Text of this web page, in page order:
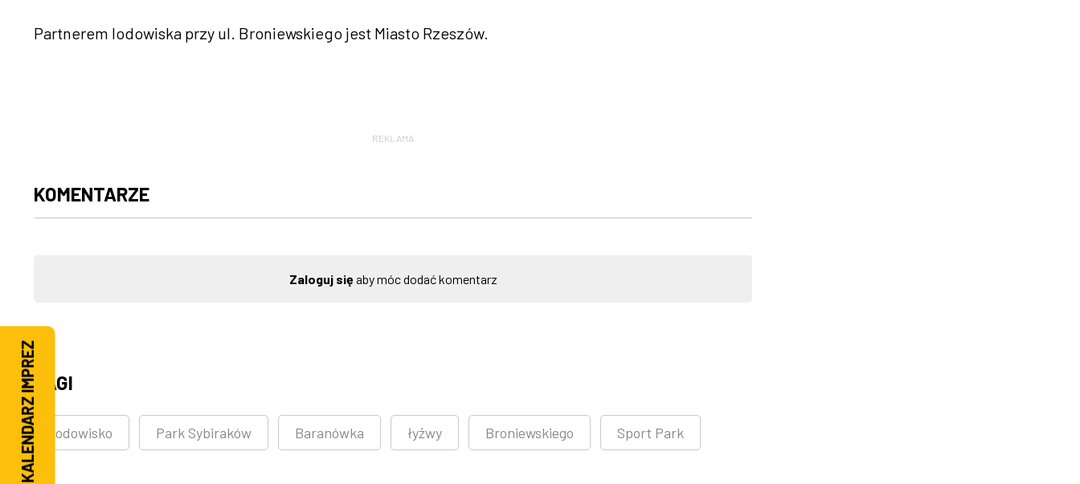
Partnerem lodowiska przy ul. Broniewskiego jest Miasto Rzeszów.
REKLAMA
KOMENTARZE
Zaloguj sięaby móc dodać komentarz
TAGI
Lodowisko Park Sybiraków Baranówka łyżwy Broniewskiego Sport Park
KALENDARZ IMPREZ